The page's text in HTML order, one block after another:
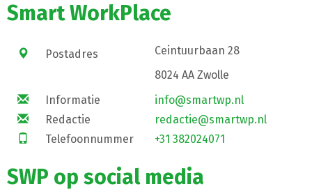
Smart WorkPlace
Postadres
Ceintuurbaan 28
8024 AA Zwolle
Informatie
info@smartwp.nl
Redactie
redactie@smartwp.nl
Telefoonnummer
+31 382024071
SWP op social media